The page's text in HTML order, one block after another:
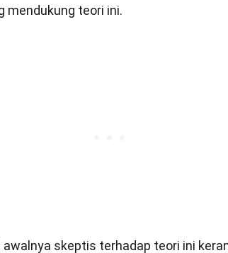
mendukung teori ini.
awalnya skeptis terhadap teori ini